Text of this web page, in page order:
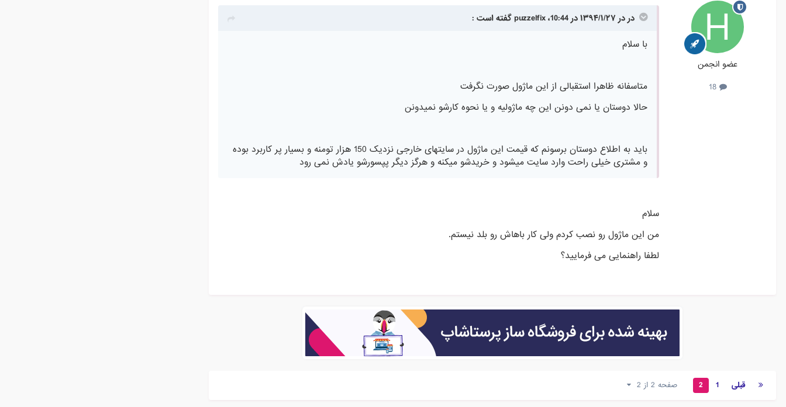
عضو انجمن
18
در در ۱۳۹۴/۱/۲۷ در 10:44، puzzelfix گفته است :
با سلام
متاسفانه ظاهرا استقبالی از این ماژول صورت نگرفت
حالا دوستان یا نمی دونن این چه ماژولیه و یا نحوه کارشو نمیدونن
باید به اطلاع دوستان برسونم که قیمت این ماژول در سایتهای خارجی نزدیک 150 هزار تومنه و بسیار پر کاربرد بوده
و مشتری خیلی راحت وارد سایت میشود و خریدشو میکنه و هرگز دیگر پپسورشو یادش نمی رود
سلام
من این ماژول رو نصب کردم ولی کار باهاش رو بلد نیستم.
لطفا راهنمایی می فرمایید؟
قبلی 1
2 صفحه 2 از 2